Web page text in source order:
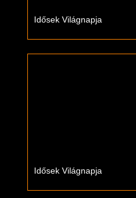
Idősek Világnapja
Idősek Világnapja